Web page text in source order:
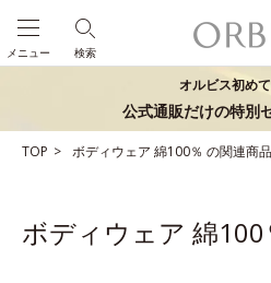
検索
メニュー
オルビス初め
公式通販だけの特別
TOP ボディウェア 綿100％ の関連商品
ボディウェア 綿